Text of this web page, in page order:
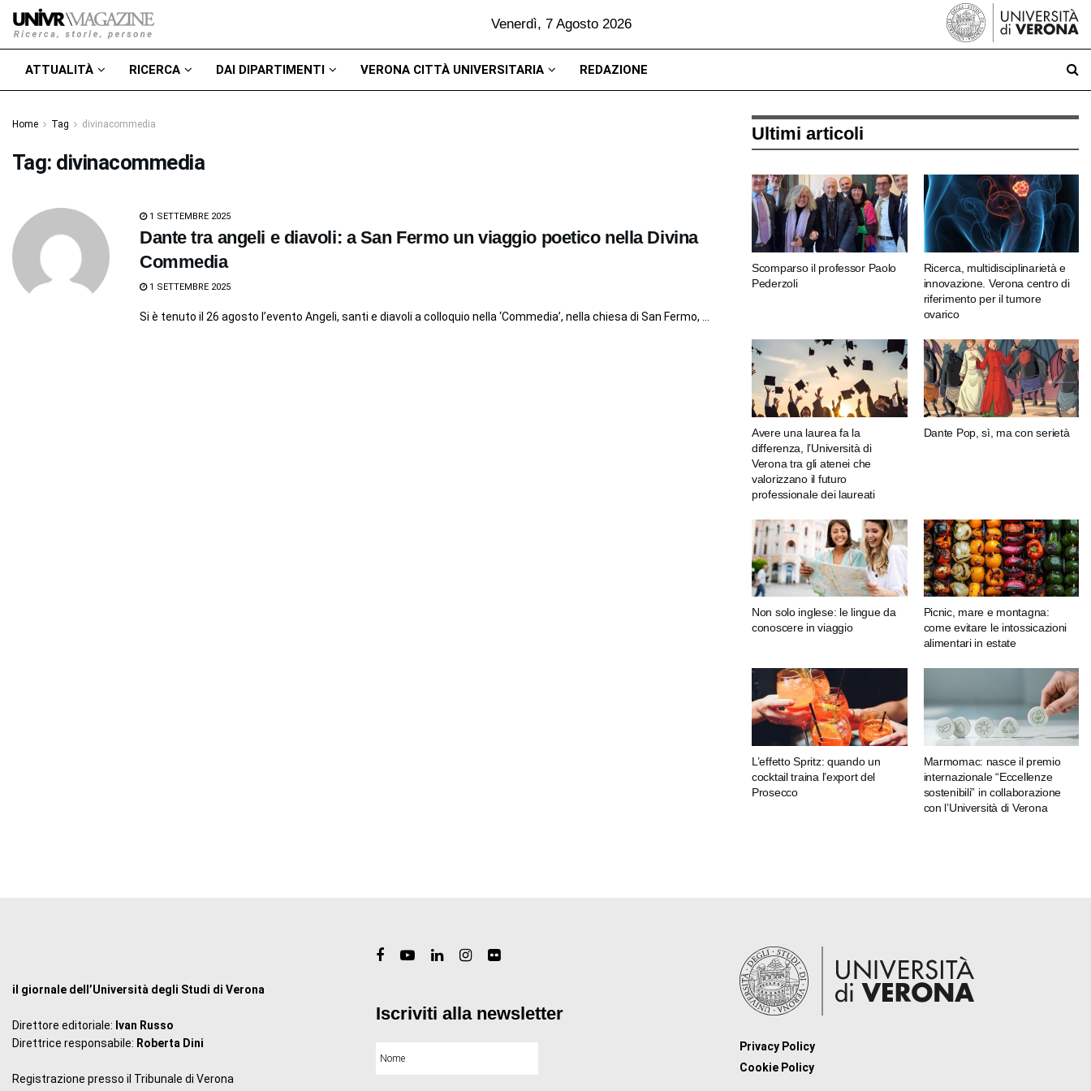
Venerdì, 7 Agosto 2026
ATTUALITÀ RICERCA DAI DIPARTIMENTI VERONA CITTÀ UNIVERSITARIA REDAZIONE
Home Tag divinacommedia
Tag: divinacommedia
1 SETTEMBRE 2025
Dante tra angeli e diavoli: a San Fermo un viaggio poetico nella Divina
Commedia
1 SETTEMBRE 2025
Si è tenuto il 26 agosto l’evento Angeli, santi e diavoli a colloquio nella ‘Commedia’, nella chiesa di San Fermo, ...
Ultimi articoli
Scomparso il professor Paolo
Pederzoli
Ricerca, multidisciplinarietà e
innovazione. Verona centro di
riferimento per il tumore
ovarico
Avere una laurea fa la
differenza, l’Università di
Verona tra gli atenei che
valorizzano il futuro
professionale dei laureati
Dante Pop, sì, ma con serietà
Non solo inglese: le lingue da
conoscere in viaggio
Picnic, mare e montagna:
come evitare le intossicazioni
alimentari in estate
L’effetto Spritz: quando un
cocktail traina l’export del
Prosecco
Marmomac: nasce il premio
internazionale “Eccellenze
sostenibili” in collaborazione
con l’Università di Verona
il giornale dell’Università degli Studi di Verona
Direttore editoriale: Ivan Russo
Direttrice responsabile: Roberta Dini
Registrazione presso il Tribunale di Verona
Iscriviti alla newsletter
Privacy Policy
Cookie Policy